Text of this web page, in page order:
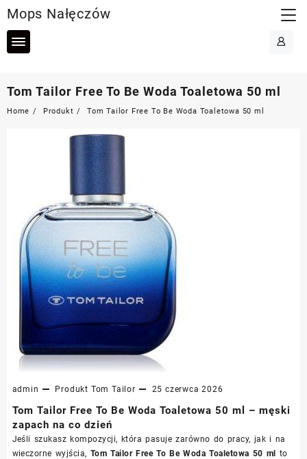
to
content
Mops Nałęczów
Tom Tailor Free To Be Woda Toaletowa 50 ml
Home Produkt Tom Tailor Free To Be Woda Toaletowa 50 ml
admin Produkt Tom Tailor 25 czerwca 2026
Tom Tailor Free To Be Woda Toaletowa 50 ml – męski
zapach na co dzień
Jeśli szukasz kompozycji, która pasuje zarówno do pracy, jak i na
wieczorne wyjścia, Tom Tailor Free To Be Woda Toaletowa 50 ml to